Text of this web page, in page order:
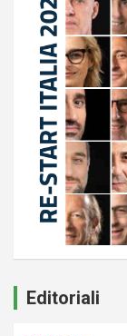
Editoriali